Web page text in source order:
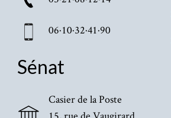
06·10·32·41·90
Sénat
Casier de la Poste